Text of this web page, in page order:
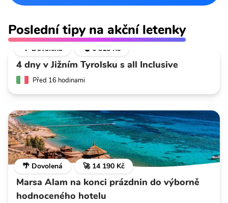
Poslední tipy na akční letenky
🌴 Dovolená 💣 6 318 Kč
4 dny v Jižním Tyrolsku s all Inclusive
Před 16 hodinami
🌴 Dovolená 🚀 14 190 Kč
Marsa Alam na konci prázdnin do výborně
hodnoceného hotelu